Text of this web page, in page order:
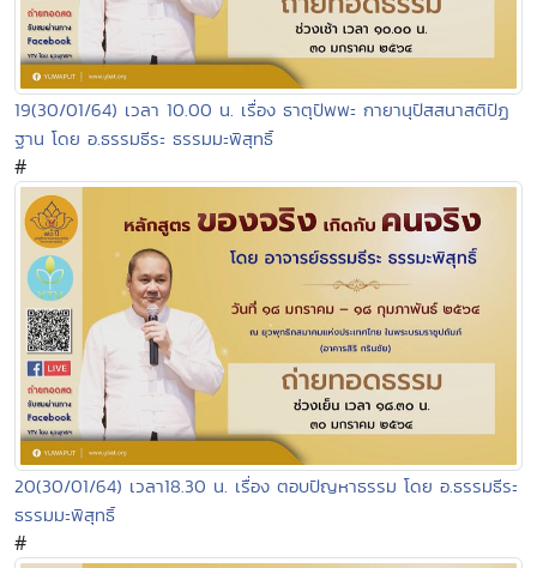
19(30/01/64) เวลา 10.00 น. เรื่อง ธาตุปัพพะ กายานุปัสสนาสติปัฏ
ฐาน โดย อ.ธรรมธีระ ธรรมมะพิสุทธิ์
#
20(30/01/64) เวลา18.30 น. เรื่อง ตอบปัญหาธรรม โดย อ.ธรรมธีระ
ธรรมมะพิสุทธิ์
#